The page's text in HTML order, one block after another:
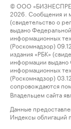
© ООО
2026. Сообщения и
(свидетельство о
выдано
информационных
(Роскомнадзор)
издания «РБК»
информации выдано
информационных
(Роскомнадзор)
сопровождаются
Владельцем сайта
Данные
Индексы облигаций